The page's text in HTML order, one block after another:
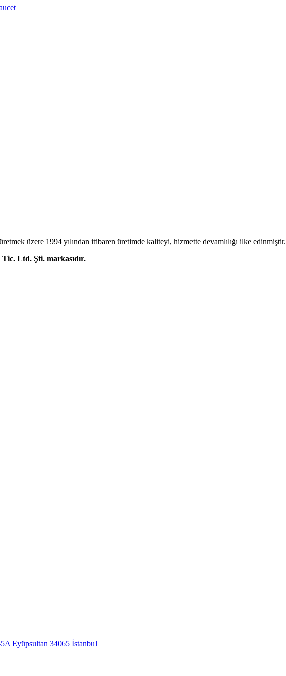
üzere 1994 yılından itibaren üretimde kaliteyi, hizmette devamlılığı ilke edinmiştir.
Ltd. Şti. markasıdır.
Eyüpsultan 34065 İstanbul